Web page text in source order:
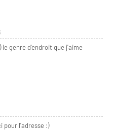
le genre d'endroit que j'aime
pour l'adresse :)